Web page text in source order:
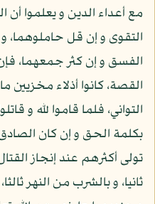
مع أعداء الدين و يعلموا أن
التقوى و إن قل حاملوهما، و
الفسق و إن كثر جمعهما،
القصة، كانوا أذلاء مخزيين
التواني، فلما قاموا لله و
بكلمة الحق و إن كان
تولى أكثرهم عند إنجاز
ثانيا، و بالشرب من النهر